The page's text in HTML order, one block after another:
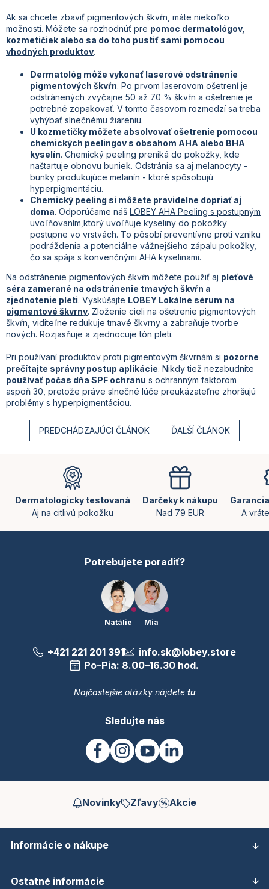
Ak sa chcete zbaviť pigmentových škvŕn, máte niekoľko
možností. Môžete sa rozhodnúť pre pomoc dermatológov,
kozmetičiek alebo sa do toho pustiť sami pomocou
vhodných produktov.
Dermatológ môže vykonať laserové odstránenie
pigmentových škvŕn. Po prvom laserovom ošetrení je
odstránených zvyčajne 50 až 70 % škvŕn a ošetrenie je
potrebné zopakovať. V tomto časovom rozmedzí sa treba
vyhýbať slnečnému žiareniu.
U kozmetičky môžete absolvovať ošetrenie pomocou
chemických peelingov s obsahom AHA alebo BHA
kyselín. Chemický peeling preniká do pokožky, kde
naštartuje obnovu buniek. Odstránia sa aj melanocyty -
bunky produkujúce melanín - ktoré spôsobujú
hyperpigmentáciu.
Chemický peeling si môžete pravidelne dopriať aj
doma. Odporúčame náš LOBEY AHA Peeling s postupným
uvoľňovaním ,ktorý uvoľňuje kyseliny do pokožky
postupne vo vrstvách. To pôsobí preventívne proti vzniku
podráždenia a potenciálne vážnejšieho zápalu pokožky,
čo sa spája s konvenčnými AHA kyselinami.
Na odstránenie pigmentových škvŕn môžete použiť aj pleťové
séra zamerané na odstránenie tmavých škvŕn a
zjednotenie pleti. Vyskúšajte LOBEY Lokálne sérum na
pigmentové škvrny. Zloženie cieli na ošetrenie pigmentových
škvŕn, viditeľne redukuje tmavé škvrny a zabraňuje tvorbe
nových. Rozjasňuje a zjednocuje tón pleti.
Pri používaní produktov proti pigmentovým škvrnám si pozorne
prečítajte správny postup aplikácie. Nikdy tiež nezabudnite
používať počas dňa SPF ochranu s ochranným faktorom
aspoň 30, pretože práve slnečné lúče preukázateľne zhoršujú
problémy s hyperpigmentáciou.
PREDCHÁDZAJÚCI ČLÁNOK ĎALŠÍ ČLÁNOK
Dermatologicky testovaná
Aj na citlivú pokožku
Darčeky k nákupu
Nad 79 EUR
A
Potrebujete poradiť?
Natálie Mia
+421 221 201 391
info.sk@lobey.store
Po–Pia: 8.00–16.30 hod.
Najčastejšie otázky nájdete tu
Sledujte nás
Novinky Zľavy Akcie
Informácie o nákupe
Ostatné informácie